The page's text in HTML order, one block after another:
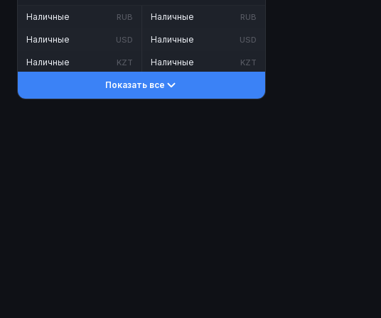
Наличные RUB
Наличные USD
Наличные KZT
Наличные RUB
Наличные USD
Наличные KZT
Показать все